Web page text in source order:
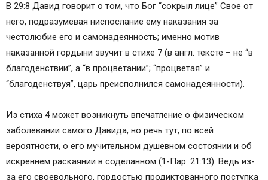
В 29:8 Давид говорит о том, что Бог “сокрыл лице” Свое от
него, подразумевая ниспослание ему наказания за
честолюбие его и самонадеянность; именно мотив
наказанной гордыни звучит в стихе 7 (в англ. тексте – не “в
благоденствии”, а “в процветании”; “процветая” и
“благоденствуя”, царь преисполнился самонадеянности).
Из стиха 4 может возникнуть впечатление о физическом
заболевании самого Давида, но речь тут, по всей
вероятности, о его мучительном душевном состоянии и об
искреннем раскаянии в соделанном (1-Пар. 21:13). Ведь из-
за его своевольного, гордостью продиктованного поступка